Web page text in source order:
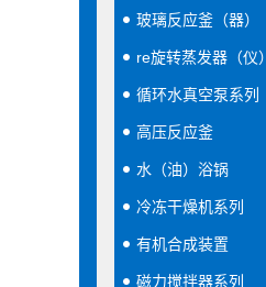
玻璃反应釜（器）
re旋转蒸发器（仪）
循环水真空泵系列
高压反应釜
水（油）浴锅
冷冻干燥机系列
有机合成装置
磁力搅拌器系列